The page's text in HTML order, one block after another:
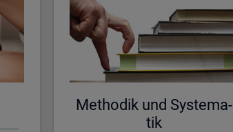
Me­tho­dik und Sys­te­ma­
tik